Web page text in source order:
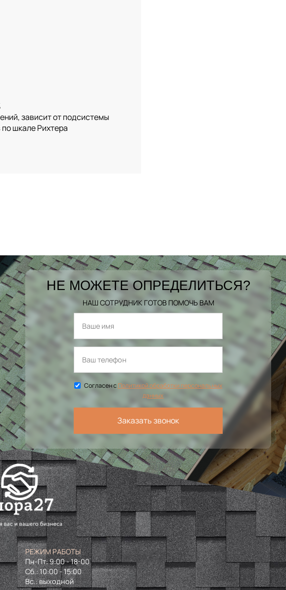
зависит от подсистемы
шкале Рихтера
НЕ МОЖЕТЕ ОПРЕДЕЛИТЬСЯ?
НАШ СОТРУДНИК ГОТОВ ПОМОЧЬ ВАМ
Согласен сПолитикой обработки персональных
данных
Заказать звонок
РЕЖИМ РАБОТЫ
Пн-Пт: 9:00 - 18-00
Сб.: 10:00 - 15:00
Вс.: выходной